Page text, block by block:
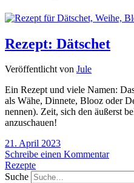
Rezept: Dätschet
Veröffentlicht von Jule
Ein Rezept und viele Namen:
als Wähe, Dinnete, Blooz oder
nennen). Zeit, sich den äußerst
anzuschauen!
21. April 2023
Schreibe einen Kommentar
Rezepte
Suche